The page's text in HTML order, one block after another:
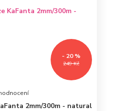
249 Kč
- 20 %
2mm/300m - natural